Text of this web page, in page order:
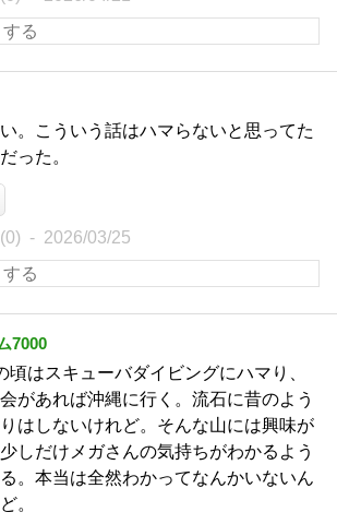
。こういう話はハマらないと思ってた
った。
2026/03/25
7000
頃はスキューバダイビングにハマり、
があれば沖縄に行く。流石に昔のよう
はしないけれど。そんな山には興味が
しだけメガさんの気持ちがわかるよう
。本当は全然わかってなんかいないん
。